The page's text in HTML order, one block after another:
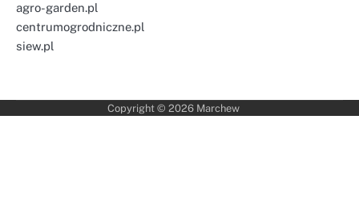
agro-garden.pl
centrumogrodniczne.pl
siew.pl
Copyright © 2026 Marchew